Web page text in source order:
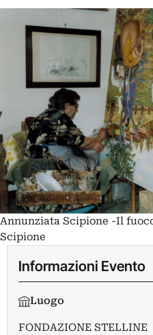
Annunziata Scipione -Il
Scipione
Informazioni Evento
Luogo
FONDAZIONE STELLINE